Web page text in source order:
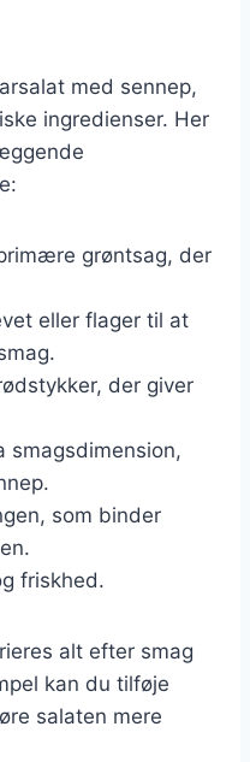
med sennep,
ingredienser. Her
grøntsag, der
eller flager til at
der giver
smagsdimension,
som binder
friskhed.
alt efter smag
kan du tilføje
salaten mere